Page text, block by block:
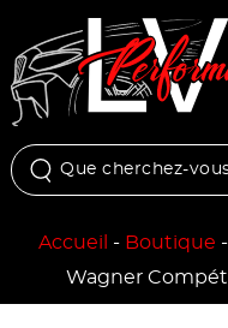
Accueil - Boutique -
Wagner